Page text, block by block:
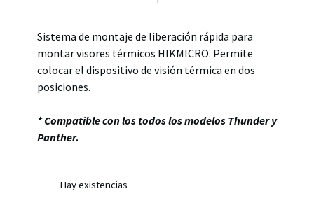
Sistema de montaje de liberación rápida para
montar visores térmicos HIKMICRO. Permite
colocar el dispositivo de visión térmica en dos
posiciones.
* Compatible con los todos los modelos Thunder y
Panther.
Hay existencias